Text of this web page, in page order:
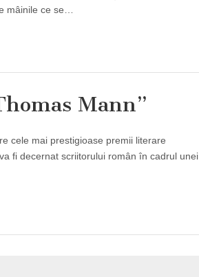
mâinile ce se…
Mann”
cele mai prestigioase premii literare
fi decernat scriitorului român în cadrul unei